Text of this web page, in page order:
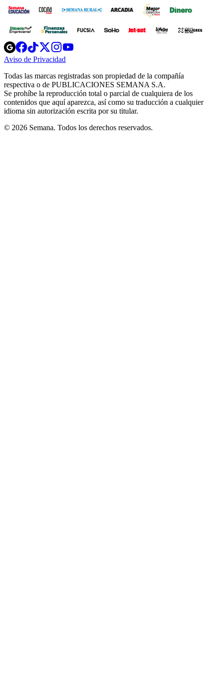
Opens
in
new
Opens
in
new
Opens
in
new
window
Opens
new
windowwindow
Aviso de Privacidad
new
window
Todas las marcas registradas son propiedad de la compañía
respectiva o de PUBLICACIONES SEMANA S.A.
Se prohíbe la reproducción total o parcial de cualquiera de los
contenidos que aquí aparezca, así como su traducción a cualquier
idioma sin autorización escrita por su titular.
© 2026 Semana. Todos los derechos reservados.